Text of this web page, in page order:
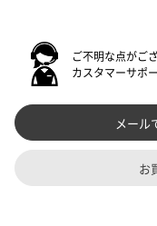
ご不明な点がご
カスタマーサポ
メール
お